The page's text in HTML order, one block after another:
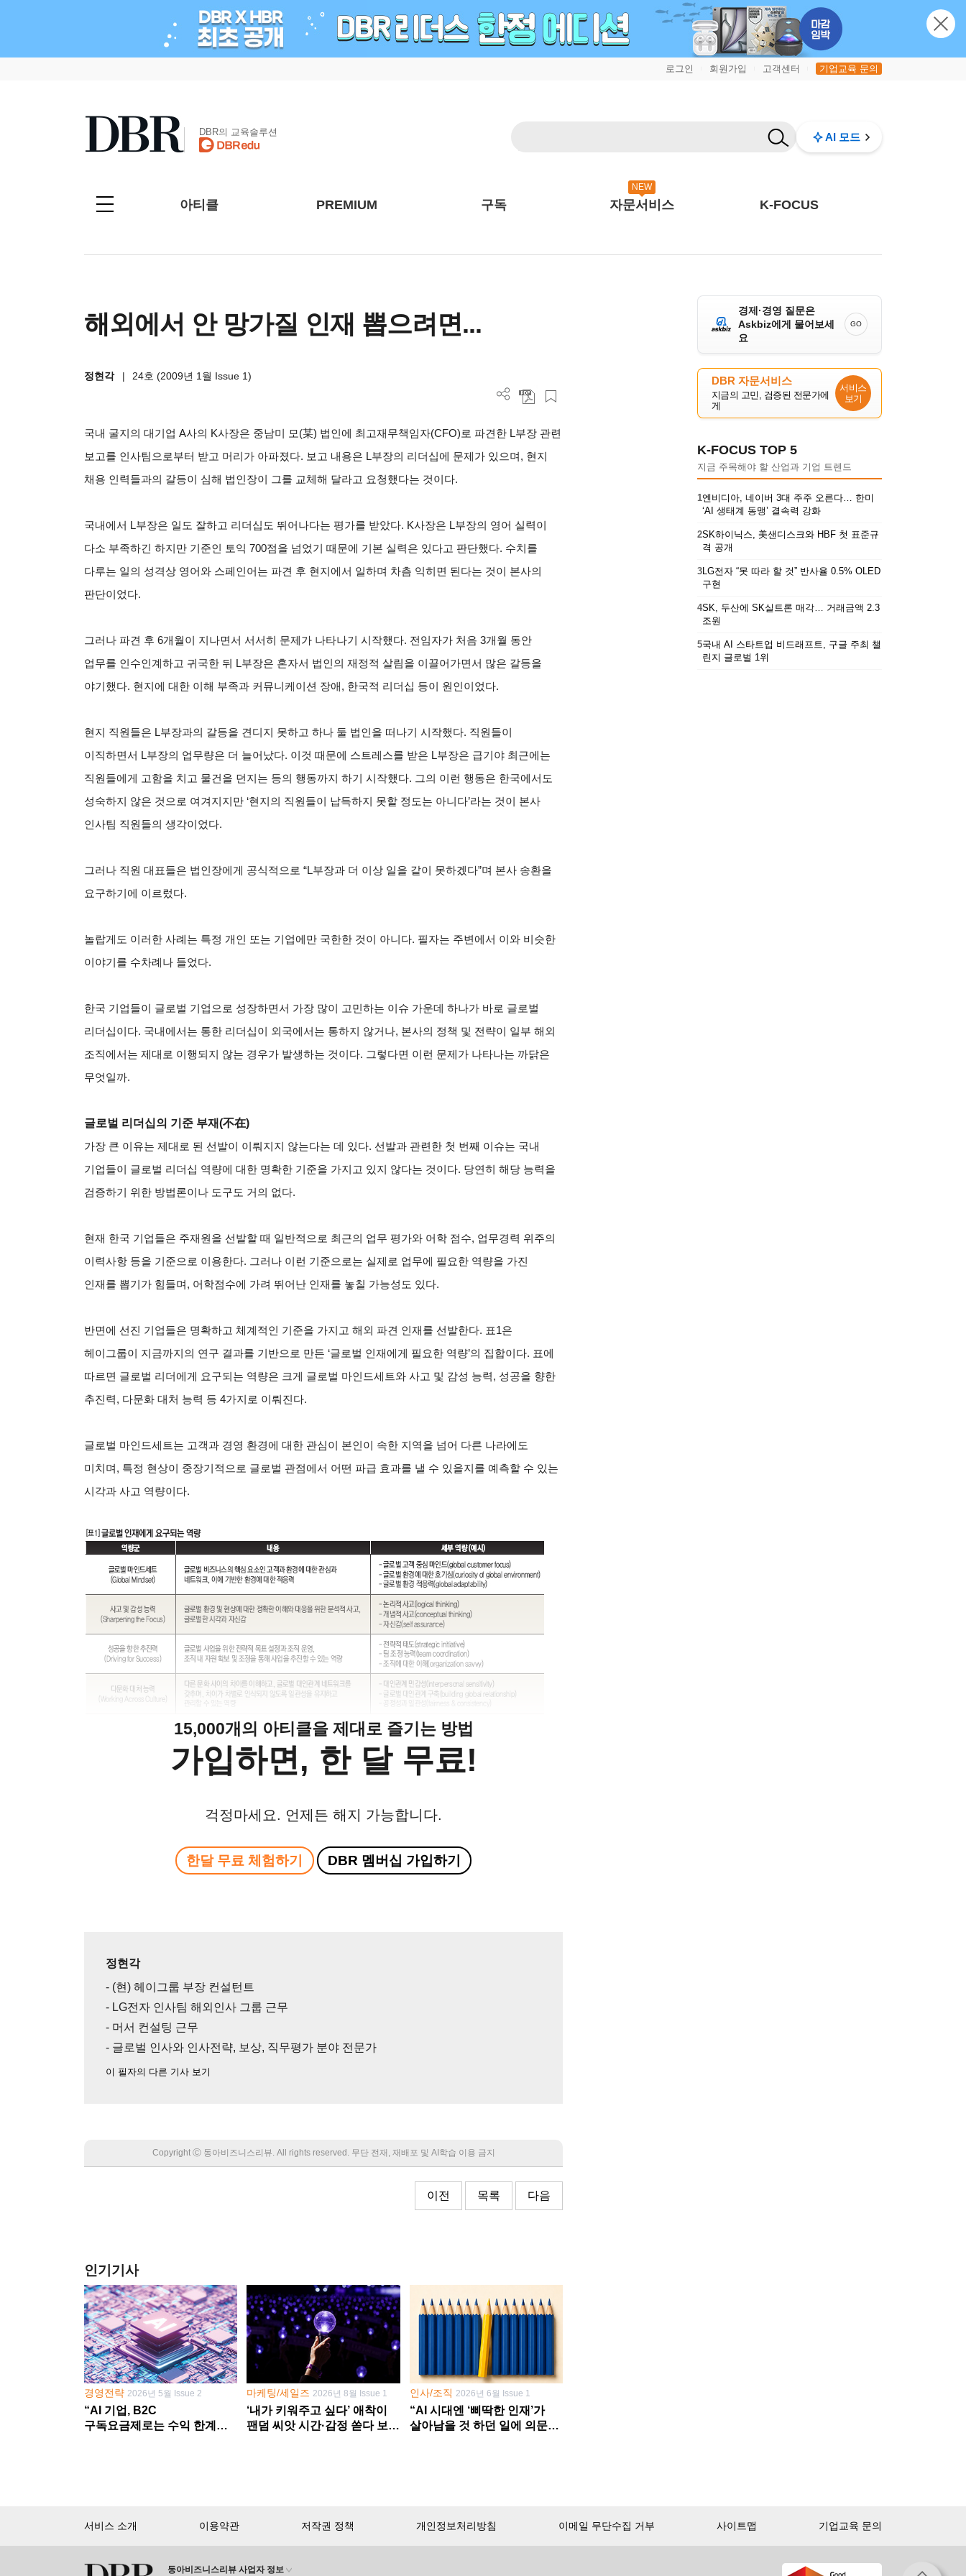
로그인 회원가입 고객센터 기업교육 문의
DBR의 교육솔루션 AI 모드
아티클 PREMIUM 구독
NEW
자문서비스 K-FOCUS
해외에서 안 망가질 인재 뽑으려면...
정현각 | 24호 (2009년 1월 Issue 1)
국내 굴지의 대기업 A사의 K사장은 중남미 모(某) 법인에 최고재무책임자(CFO)로 파견한 L부장 관련
보고를 인사팀으로부터 받고 머리가 아파졌다. 보고 내용은 L부장의 리더십에 문제가 있으며, 현지
채용 인력들과의 갈등이 심해 법인장이 그를 교체해 달라고 요청했다는 것이다.
국내에서 L부장은 일도 잘하고 리더십도 뛰어나다는 평가를 받았다. K사장은 L부장의 영어 실력이
다소 부족하긴 하지만 기준인 토익 700점을 넘었기 때문에 기본 실력은 있다고 판단했다. 수치를
다루는 일의 성격상 영어와 스페인어는 파견 후 현지에서 일하며 차츰 익히면 된다는 것이 본사의
판단이었다.
그러나 파견 후 6개월이 지나면서 서서히 문제가 나타나기 시작했다. 전임자가 처음 3개월 동안
업무를 인수인계하고 귀국한 뒤 L부장은 혼자서 법인의 재정적 살림을 이끌어가면서 많은 갈등을
야기했다. 현지에 대한 이해 부족과 커뮤니케이션 장애, 한국적 리더십 등이 원인이었다.
현지 직원들은 L부장과의 갈등을 견디지 못하고 하나 둘 법인을 떠나기 시작했다. 직원들이
이직하면서 L부장의 업무량은 더 늘어났다. 이것 때문에 스트레스를 받은 L부장은 급기야 최근에는
직원들에게 고함을 치고 물건을 던지는 등의 행동까지 하기 시작했다. 그의 이런 행동은 한국에서도
성숙하지 않은 것으로 여겨지지만 ‘현지의 직원들이 납득하지 못할 정도는 아니다’라는 것이 본사
인사팀 직원들의 생각이었다.
그러나 직원 대표들은 법인장에게 공식적으로 “L부장과 더 이상 일을 같이 못하겠다”며 본사 송환을
요구하기에 이르렀다.
놀랍게도 이러한 사례는 특정 개인 또는 기업에만 국한한 것이 아니다. 필자는 주변에서 이와 비슷한
이야기를 수차례나 들었다.
한국 기업들이 글로벌 기업으로 성장하면서 가장 많이 고민하는 이슈 가운데 하나가 바로 글로벌
리더십이다. 국내에서는 통한 리더십이 외국에서는 통하지 않거나, 본사의 정책 및 전략이 일부 해외
조직에서는 제대로 이행되지 않는 경우가 발생하는 것이다. 그렇다면 이런 문제가 나타나는 까닭은
무엇일까.
글로벌 리더십의 기준 부재(不在)
가장 큰 이유는 제대로 된 선발이 이뤄지지 않는다는 데 있다. 선발과 관련한 첫 번째 이슈는 국내
기업들이 글로벌 리더십 역량에 대한 명확한 기준을 가지고 있지 않다는 것이다. 당연히 해당 능력을
검증하기 위한 방법론이나 도구도 거의 없다.
현재 한국 기업들은 주재원을 선발할 때 일반적으로 최근의 업무 평가와 어학 점수, 업무경력 위주의
이력사항 등을 기준으로 이용한다. 그러나 이런 기준으로는 실제로 업무에 필요한 역량을 가진
인재를 뽑기가 힘들며, 어학점수에 가려 뛰어난 인재를 놓칠 가능성도 있다.
반면에 선진 기업들은 명확하고 체계적인 기준을 가지고 해외 파견 인재를 선발한다. 표1은
헤이그룹이 지금까지의 연구 결과를 기반으로 만든 ‘글로벌 인재에게 필요한 역량’의 집합이다. 표에
따르면 글로벌 리더에게 요구되는 역량은 크게 글로벌 마인드세트와 사고 및 감성 능력, 성공을 향한
추진력, 다문화 대처 능력 등 4가지로 이뤄진다.
글로벌 마인드세트는 고객과 경영 환경에 대한 관심이 본인이 속한 지역을 넘어 다른 나라에도
미치며, 특정 현상이 중장기적으로 글로벌 관점에서 어떤 파급 효과를 낼 수 있을지를 예측할 수 있는
시각과 사고 역량이다.
15,000개의 아티클을 제대로 즐기는 방법
가입하면, 한 달 무료!
걱정마세요. 언제든 해지 가능합니다.
한달 무료 체험하기 DBR 멤버십 가입하기
정현각
- (현) 헤이그룹 부장 컨설턴트
- LG전자 인사팀 해외인사 그룹 근무
- 머서 컨설팅 근무
- 글로벌 인사와 인사전략, 보상, 직무평가 분야 전문가
이 필자의 다른 기사 보기
Copyright Ⓒ 동아비즈니스리뷰. All rights reserved. 무단 전재, 재배포 및 AI학습 이용 금지
이전 목록 다음
인기기사
경영전략 2026년 5월 Issue 2
“AI 기업, B2C
구독요금제로는 수익 한계
마케팅/세일즈 2026년 8월 Issue 1
‘내가 키워주고 싶다’ 애착이
팬덤 씨앗 시간·감정 쏟다 보면
인사/조직 2026년 6월 Issue 1
“AI 시대엔 ‘삐딱한 인재’가
살아남을 것 하던 일에 의문
경제·경영 질문은
Askbiz에게 물어보세
요
GO
DBR 자문서비스
지금의 고민, 검증된 전문가에
게
서비스
보기
K-FOCUS TOP 5
지금 주목해야 할 산업과 기업 트렌드
1엔비디아, 네이버 3대 주주 오른다… 한미
‘AI 생태계 동맹’ 결속력 강화
2SK하이닉스, 美샌디스크와 HBF 첫 표준규
격 공개
3LG전자 “못 따라 할 것” 반사율 0.5% OLED
구현
4SK, 두산에 SK실트론 매각… 거래금액 2.3
조원
5국내 AI 스타트업 비드래프트, 구글 주최 챌
린지 글로벌 1위
서비스 소개 이용약관 저작권 정책 개인정보처리방침 이메일 무단수집 거부 사이트맵 기업교육 문의
동아비즈니스리뷰 사업자 정보